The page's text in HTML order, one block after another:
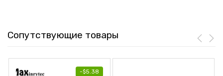
Сопутствующие товары
-$5.38